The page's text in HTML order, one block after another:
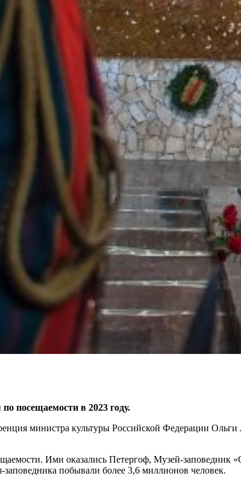
посещаемости в 2023 году.
министра культуры Российской Федерации
Ими оказались Петергоф, Музей-заповедник
побывали более 3,6 миллионов человек.